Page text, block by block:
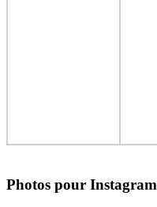
Photos pour Instagram